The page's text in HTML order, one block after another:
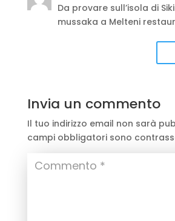
Da provare sull’isola di
mussaka a Melteni
Invia un commento
Il tuo indirizzo email non sarà
campi obbligatori sono